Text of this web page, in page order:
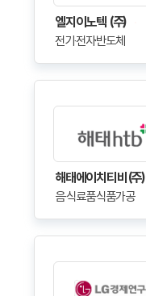
엘지이노텍 (주)
전기·전자·반도체
해태에이치티비(주)
음·식료품·식품가공